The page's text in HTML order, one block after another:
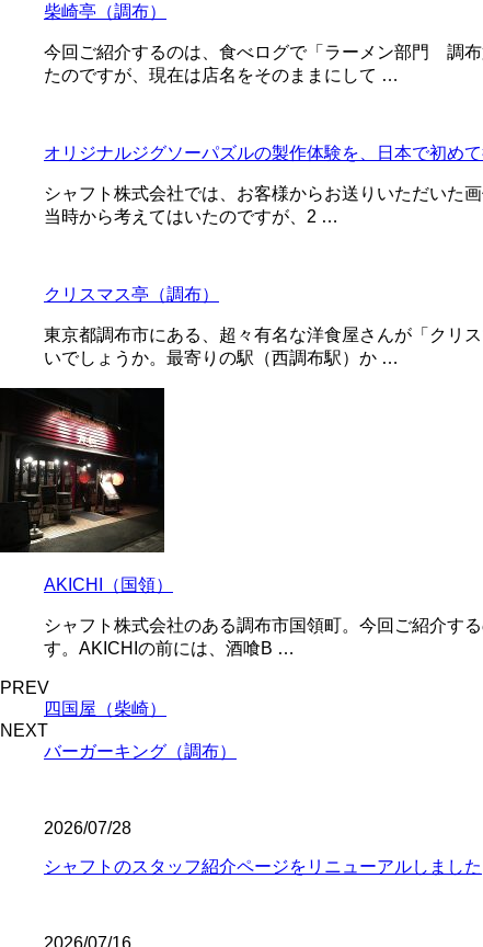
柴崎亭（調布）
今回ご紹介するのは、食べログで「ラーメン部門 調
たのですが、現在は店名をそのままにして …
オリジナルジグソーパズルの製作体験を、日本で初めて
シャフト株式会社では、お客様からお送りいただいた
当時から考えてはいたのですが、2 …
クリスマス亭（調布）
東京都調布市にある、超々有名な洋食屋さんが「クリ
いでしょうか。最寄りの駅（西調布駅）か …
AKICHI（国領）
シャフト株式会社のある調布市国領町。今回ご紹介す
す。AKICHIの前には、酒喰B …
PREV
四国屋（柴崎）
NEXT
バーガーキング（調布）
2026/07/28
シャフトのスタッフ紹介ページをリニューアルしました
2026/07/16